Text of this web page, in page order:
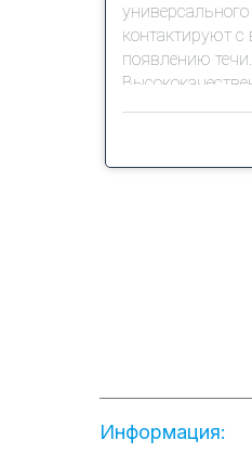
контактируют
появлению
долговечность
Информация: